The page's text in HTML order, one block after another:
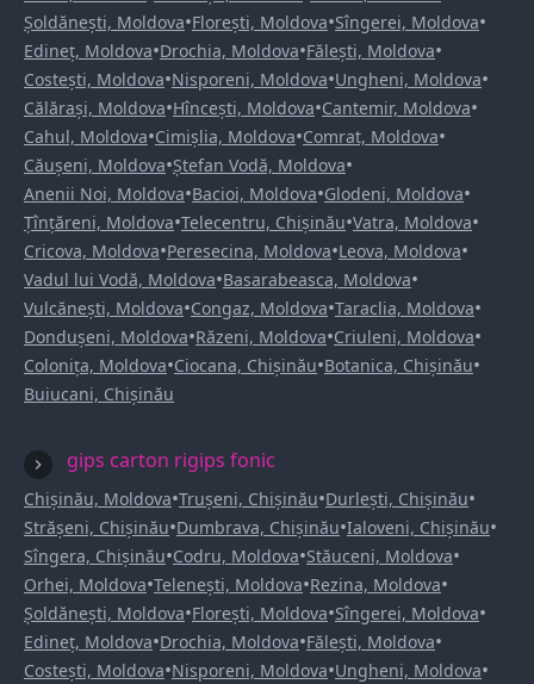
Șoldănești, Moldova•Florești, Moldova•Sîngerei, Moldova•
Edineț, Moldova•Drochia, Moldova•Fălești, Moldova•
Costești, Moldova•Nisporeni, Moldova•Ungheni, Moldova•
Călărași, Moldova•Hîncești, Moldova•Cantemir, Moldova•
Cahul, Moldova•Cimișlia, Moldova•Comrat, Moldova•
Căușeni, Moldova•Ștefan Vodă, Moldova•
Anenii Noi, Moldova•Bacioi, Moldova•Glodeni, Moldova•
Țînțăreni, Moldova•Telecentru, Chișinău•Vatra, Moldova•
Cricova, Moldova•Peresecina, Moldova•Leova, Moldova•
Vadul lui Vodă, Moldova•Basarabeasca, Moldova•
Vulcănești, Moldova•Congaz, Moldova•Taraclia, Moldova•
Dondușeni, Moldova•Răzeni, Moldova•Criuleni, Moldova•
Colonița, Moldova•Ciocana, Chișinău•Botanica, Chișinău•
Buiucani, Chișinău
gips carton rigips fonic
Chișinău, Moldova•Trușeni, Chișinău•Durlești, Chișinău•
Strășeni, Chișinău•Dumbrava, Chișinău•Ialoveni, Chișinău•
Sîngera, Chișinău•Codru, Moldova•Stăuceni, Moldova•
Orhei, Moldova•Telenești, Moldova•Rezina, Moldova•
Șoldănești, Moldova•Florești, Moldova•Sîngerei, Moldova•
Edineț, Moldova•Drochia, Moldova•Fălești, Moldova•
Costești, Moldova•Nisporeni, Moldova•Ungheni, Moldova•